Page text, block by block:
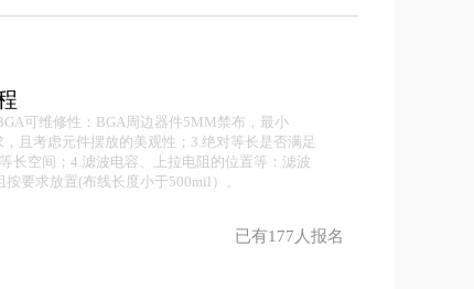
可维修性：BGA周边器件5MM禁布，最小
且考虑元件摆放的美观性；3.绝对等长是否满足
长空间；4.滤波电容、上拉电阻的位置等：滤波
要求放置(布线长度小于500mil）。
已有177人报名